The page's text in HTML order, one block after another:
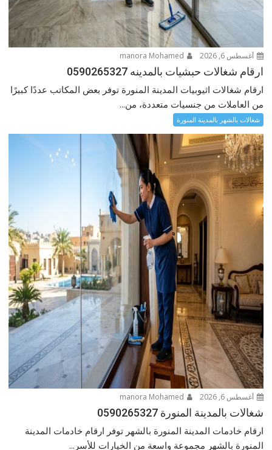
أغسطس 6, 2026
ارقام شغالات حبشيات بالمدينه 0590265327
ارقام شغالات اثيوبيات المدينة المنورة توفر بعض المكاتب عددًا كبيرًا
من العاملات من جنسيات متعددة، من...
شغالات بالشهر بالمدينة المنورة
أغسطس 6, 2026
شغالات بالمدينة المنورة 0590265327
ارقام خادمات المدينة المنورة بالشهر توفر ارقام خادمات المدينة
المنورة بالشهر مجموعة واسعة من الخيارات للأسر...